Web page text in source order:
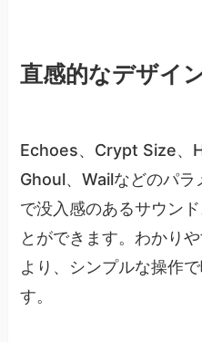
直感的なデザイ
Echoes、Crypt Size、
Ghoul、Wailなどのパラ
で没入感のあるサウン
とができます。わかり
より、シンプルな操作
す。